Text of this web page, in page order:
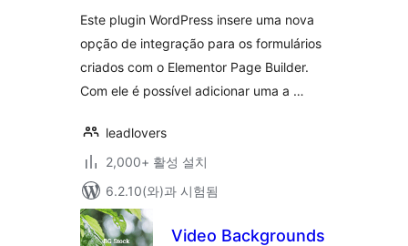
점
Este plugin WordPress insere uma nova
opção de integração para os formulários
criados com o Elementor Page Builder.
Com ele é possível adicionar uma a …
leadlovers
2,000+ 활성 설치
6.2.10(와)과 시험됨
Video Backgrounds